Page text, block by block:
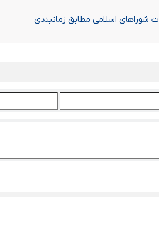
شوراهای اسلامی مطابق زمانبندی